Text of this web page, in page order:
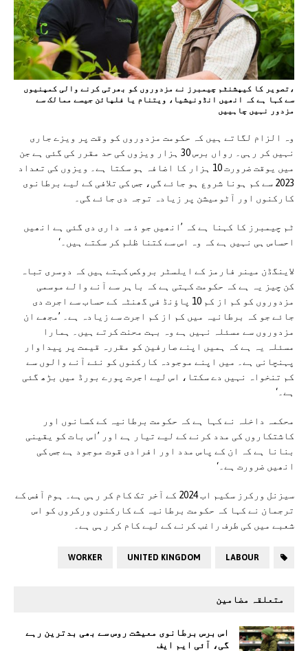
،تصویر کا کیپشنٹم چیمبرز نے مزدوروں کو بھرتی کرنے والی کمپنیوں
سے کہا ہے کہ انھیں انڈونیشیا، ویتنام یا فلپائن جیسے ممالک سے
مزدور نہیں چاہییں
وہ الزام لگاتے ہیں کہ حکومت مزدوروں کو وقت پر ویزے جاری
نہیں کر رہی۔ رواں برس 30 ہزار ویزوں کی حد مقرر کی گئی ہے جن
میں یوقت ضرورت 10 ہزار کا اضافہ ہو سکتا ہے۔ ویزوں کی تعداد
2023 سے کم ہونا شروع ہو جائے گی، جس کی تلافی کے لیے برطانوی
کارکنوں اور آٹومیشن پر زیادہ توجہ دی جائے گی۔
ٹم چیمبرز کا کہنا ہے کہ ’انھیں جو ذمہ داری دی گئی ہے انھیں
احساس ہی نہیں ہے کہ وہ اس سے کتنا ظلم کر سکتے ہیں۔‘
لاینگڈن مینر فارمز کے ایلسٹر بروکس کہتے ہیں کہ دوسری تباہ
کن چیز یہ ہے کہ حکومت کہتی ہے کہ باہر سے آنے والے موسمی
مزدوروں کو کم از کم 10 پاؤنڈ فی گھنٹہ کے حساب سے اجرت دی
جائے جو کہ برطانیہ میں کم از کم اجرت سے زیادہ ہے۔ ’مجھے ان
مزدوروں سے مسئلہ نہیں ہے وہ بہت محنت کرتے ہیں۔ ہمارا
مسئلہ یہ ہے کہ ہمیں اپنے صارفین کو مقررہ قیمت پر پیداوار
پہنچانی ہے۔ میں اپنے موجودہ کارکنوں کو نئے آنے والوں سے
کم تنخواہ نہیں دے سکتا، اس لیے اجرت پورے بورڈ میں بڑھ گئی
ہے۔‘
محکمہ داخلہ نے کہا ہے کہ حکومت برطانیہ کے کسانوں اور
کاشتکاروں کی مدد کرنے کے لیے تیار ہے اور ’اس بات کو یقینی
بنانا ہے کہ ان کے پاس مدد اور افرادی قوت موجود ہے جس کی
انھیں ضرورت ہے۔‘
سیزنل ورکرز سکیم اب 2024 کے آخر تک کام کر رہی ہے۔ ہوم آفس کے
ترجمان نے کہا کہ حکومت برطانیہ کے کارکنوں ورکروں کو اس
شعبے میں کی طرف راغب کرنے کے لیے کام کر رہی ہے۔
LABOUR
UNITED KINGDOM
WORKER
متعلقہ مضامین
اس برس برطانوی معیشت روس سے بھی بدترین رہے
گی، آئی ایم ایف